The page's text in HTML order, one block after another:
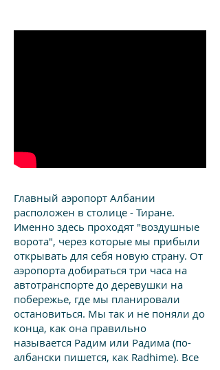
Главный аэропорт Албании
расположен в столице - Тиране.
Именно здесь проходят "воздушные
ворота", через которые мы прибыли
открывать для себя новую страну. От
аэропорта добираться три часа на
автотранспорте до деревушки на
побережье, где мы планировали
остановиться. Мы так и не поняли до
конца, как она правильно
называется Радим или Радима (по-
албански пишется, как Radhime). Все